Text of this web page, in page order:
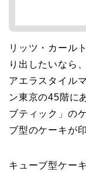
リッツ・カール
り出したいなら
アエラスタイル
ン東京の45階に
ブティック」の
ブ型のケーキが
キューブ型ケー